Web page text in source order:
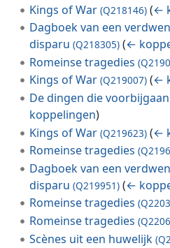
Kings of War (Q218146) (←
Dagboek van een
disparu (Q218305) (←
Romeinse tragedies
Kings of War (Q219007) (←
De dingen die voorbijgaan
koppelingen)
Kings of War (Q219623) (←
Romeinse tragedies
Dagboek van een
disparu (Q219951) (←
Romeinse tragedies
Romeinse tragedies
Scènes uit een huwelijk